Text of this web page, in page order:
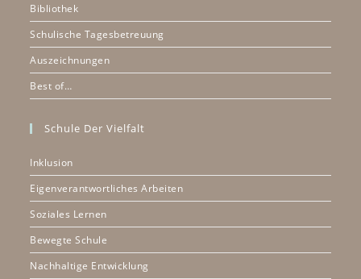
Bibliothek
Schulische Tagesbetreuung
Auszeichnungen
Best of…
Schule Der Vielfalt
Inklusion
Eigenverantwortliches Arbeiten
Soziales Lernen
Bewegte Schule
Nachhaltige Entwicklung